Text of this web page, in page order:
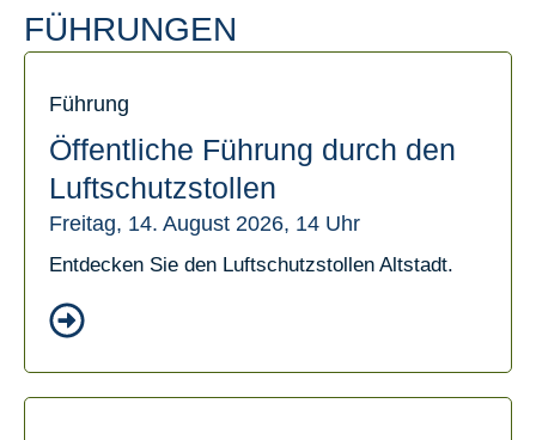
FÜHRUNGEN
Führung
Öffentliche Führung durch den
Luftschutzstollen
Freitag, 14. August 2026, 14 Uhr
Entdecken Sie den Luftschutzstollen Altstadt.